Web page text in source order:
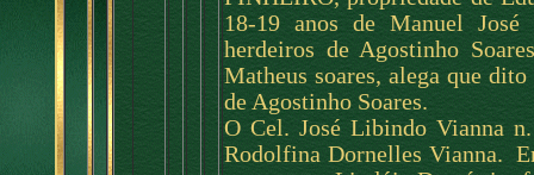
18-19 anos de Manuel
herdeiros de Agostinho
Matheus soares, alega que
de Agostinho Soares.
O Cel. José Libindo Vianna
Rodolfina Dornelles Vianna.